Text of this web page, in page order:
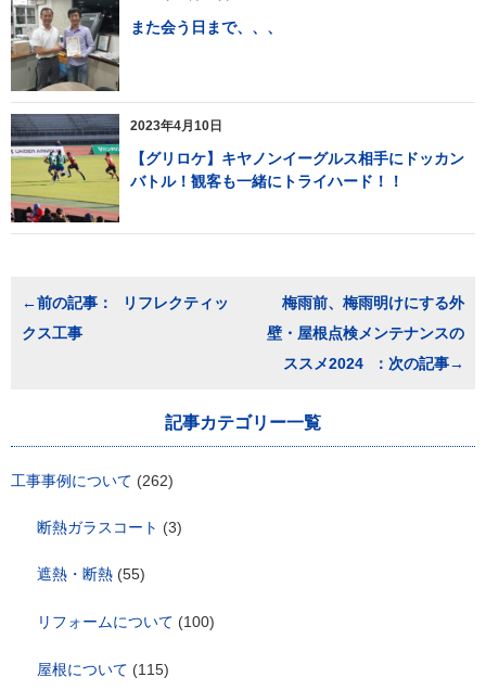
また会う日まで、、、
2023年4月10日
【グリロケ】キヤノンイーグルス相手にドッカン
バトル！観客も一緒にトライハード！！
ナ
リフレクティッ
クス工事
梅雨前、梅雨明けにする外
壁・屋根点検メンテナンスの
ススメ2024
記事カテゴリー一覧
工事事例について (262)
断熱ガラスコート (3)
遮熱・断熱 (55)
リフォームについて (100)
屋根について (115)